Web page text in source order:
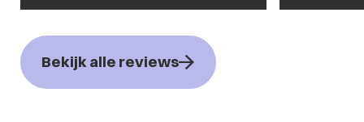
Bekijk alle reviews